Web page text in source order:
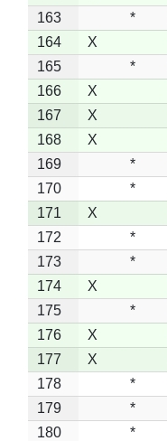
163
*
164
X
165
*
166
X
167
X
168
X
169
*
170
*
171
X
172
*
173
*
174
X
175
*
176
X
177
X
178
*
179
*
180
*